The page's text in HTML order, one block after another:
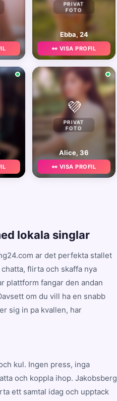
PRIVAT
FOTO
Ebba, 24
👀 VISA PROFIL
💜
PRIVAT
FOTO
Alice, 36
👀 VISA PROFIL
lokala singlar
ar det perfekta stallet
flirta och skaffa nya
plattform fangar den andan
om du vill ha en snabb
sig in pa kvallen, har
kul. Ingen press, inga
och koppla ihop. Jakobsberg
ett samtal idag och upptack